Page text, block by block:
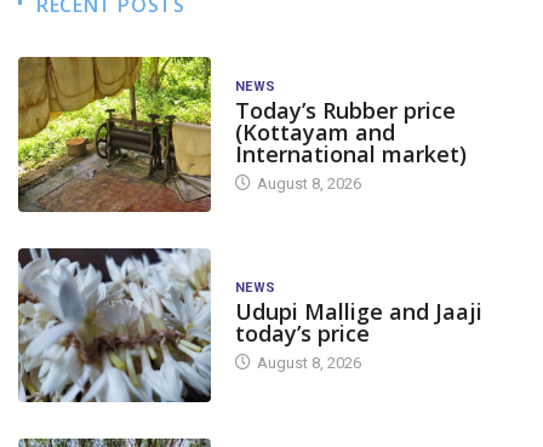
RECENT POSTS
NEWS
Today’s Rubber price
(Kottayam and
International market)
August 8, 2026
NEWS
Udupi Mallige and Jaaji
today’s price
August 8, 2026